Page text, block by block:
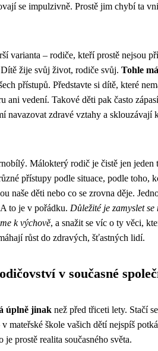
se impulzivně. Prostě jim chybí ta
varianta – rodiče, kteří prostě nejsou
žije svůj život, rodiče svůj. Tohle má
přístupů. Představte si dítě, které
ani vedení. Takové děti pak často
navazovat zdravé vztahy a sklouzávají
Málokterý rodič je čistě jen jeden
přístupy podle situace, podle toho,
naše děti nebo co se zrovna děje.
to je v pořádku. Důležité je zamyslet se
k výchově, a snažit se víc o ty věci,
růst do zdravých, šťastných lidí.
v současné
úplně jinak než před třiceti lety. Stačí se
mateřské škole vašich dětí nejspíš
prostě realita současného světa.